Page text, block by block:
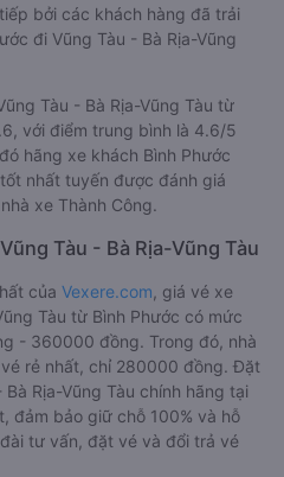
bởi các khách hàng đã trải
đi Vũng Tàu - Bà Rịa-Vũng
Tàu - Bà Rịa-Vũng Tàu từ
với điểm trung bình là 4.6/5
hãng xe khách Bình Phước
nhất tuyến được đánh giá
xe Thành Công.
Tàu - Bà Rịa-Vũng Tàu
của Vexere.com , giá vé xe
Tàu từ Bình Phước có mức
- 360000 đồng. Trong đó, nhà
rẻ nhất, chỉ 280000 đồng. Đặt
Rịa-Vũng Tàu chính hãng tại
đảm bảo giữ chỗ 100% và hỗ
tư vấn, đặt vé và đổi trả vé